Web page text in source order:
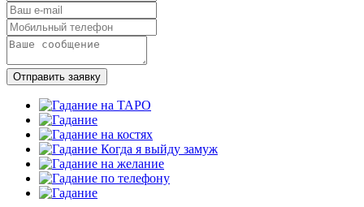
Отправить заявку